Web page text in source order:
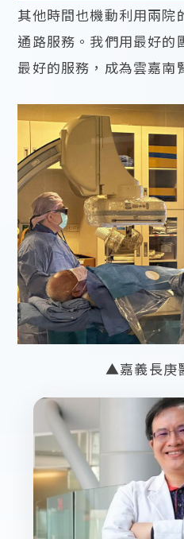
其他時間也機動利用兩院
通路服務。我們用最好的
最好的服務，成為雲嘉南
▲嘉義長庚